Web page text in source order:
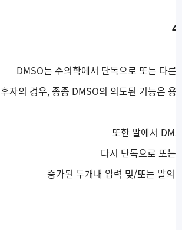
4
DMSO는 수의학에서 단독으로 또는 다
후자의 경우, 종종 DMSO의 의도된 기능은
또한 말에서
다시 단독으로 또는
증가된 두개내 압력 및/또는 말의